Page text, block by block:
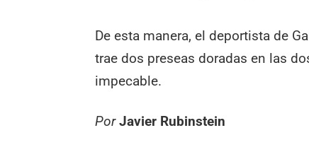
De esta manera, el deportista de
trae dos preseas doradas en las
impecable.
Por Javier Rubinstein